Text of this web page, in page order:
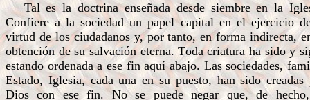
Tal es la doctrina enseñada desde siembre en la
Confiere a la sociedad un papel capital en el ejercicio
virtud de los ciudadanos y, por tanto, en forma indirecta,
obtención de su salvación eterna. Toda criatura ha sido y
estando ordenada a ese fin aquí abajo. Las sociedades,
Estado, Iglesia, cada una en su puesto, han sido creadas
Dios con ese fin. No se puede negar que, de